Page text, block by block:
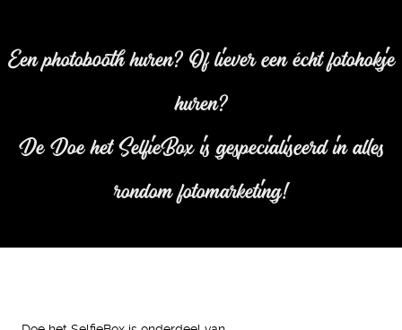
Een photobooth huren? Of liever een écht fotohokje
huren?
De Doe het SelfieBox is gespecialiseerd in alles
rondom fotomarketing!